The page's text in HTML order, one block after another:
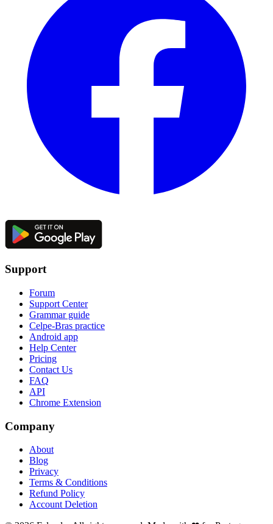
Support
Forum
Support Center
Grammar guide
Celpe-Bras practice
Android app
Help Center
Pricing
Contact Us
FAQ
API
Chrome Extension
Company
About
Blog
Privacy
Terms & Conditions
Refund Policy
Account Deletion